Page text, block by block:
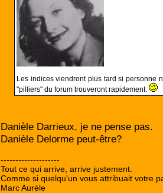
Les indices viendront plus tard si personne
"pilliers" du forum trouveront rapidement.
Danièle Darrieux, je ne pense pas.
Danièle Delorme peut-être?
--------------------
Tout ce qui arrive, arrive justement.
Comme si quelqu'un vous attribuait votre
Marc Aurèle